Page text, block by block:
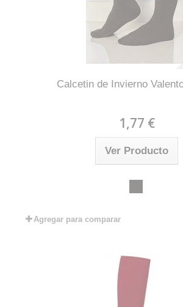
Calcetin de Invierno
1,77 €
Ver Producto
Agregar para comparar